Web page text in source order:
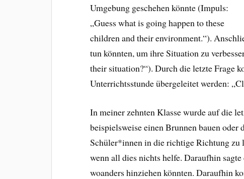
Umgebung geschehen könnte (Impuls:
„Guess what is going happen to these
children and their environment.“).
tun könnten, um ihre Situation zu
their situation?“). Durch die letzte Frage
Unterrichtsstunde übergeleitet werden:
In meiner zehnten Klasse wurde auf die
beispielsweise einen Brunnen bauen oder
Schüler*innen in die richtige Richtung zu
wenn all dies nichts helfe. Daraufhin
woanders hinziehen könnten. Daraufhin